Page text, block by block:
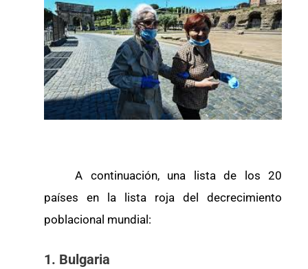
A continuación, una lista de los 20
países en la lista roja del decrecimiento
poblacional mundial:
1. Bulgaria